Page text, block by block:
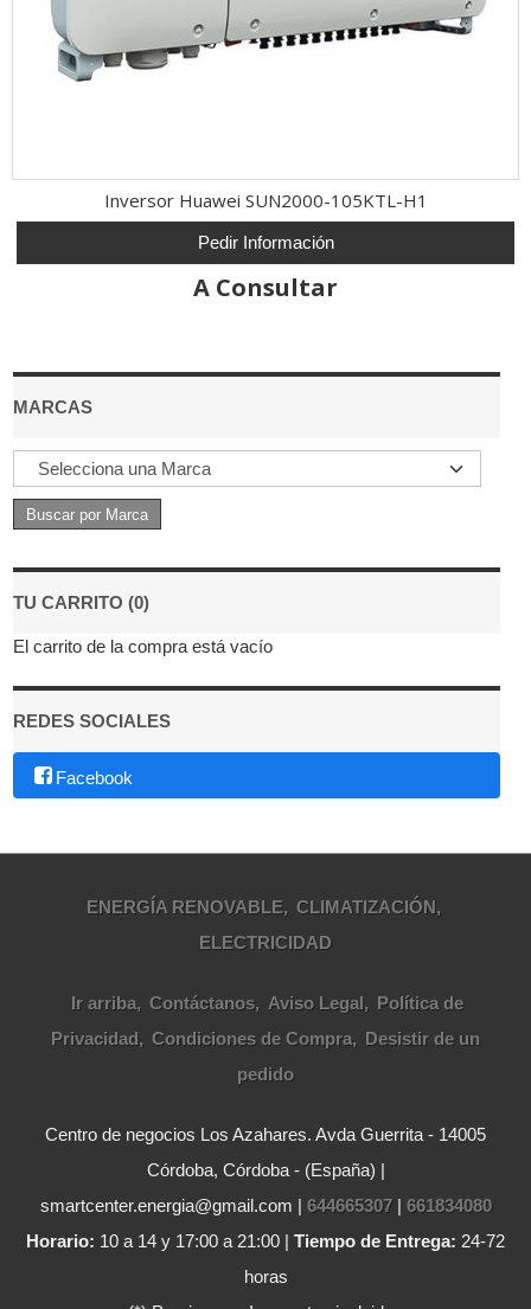
MARCAS
TU CARRITO (0)
El carrito de la compra está vacío
REDES SOCIALES
Facebook
Inversor Huawei SUN2000-105KTL-H1
Pedir Información
A Consultar
ENERGÍA RENOVABLE
CLIMATIZACIÓN
ELECTRICIDAD
Ir arriba Contáctanos Aviso Legal
Política de
Privacidad
Condiciones de Compra
Desistir de un
pedido
Centro de negocios Los Azahares. Avda Guerrita - 14005
Córdoba, Córdoba - (España) |
smartcenter.energia@gmail.com | 644665307| 661834080
Horario: 10 a 14 y 17:00 a 21:00 | Tiempo de Entrega: 24-72
horas